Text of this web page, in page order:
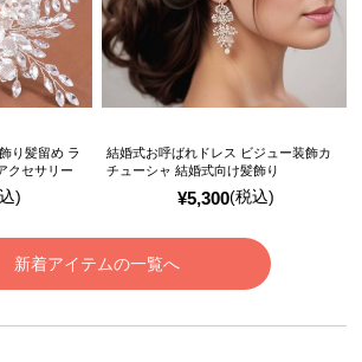
)
り髪留め ラ
クセサリー
¥5,300(税込)
結婚式お呼ばれドレス ビジュー装飾カ
チューシャ 結婚式向け髪飾り
新着アイテムの一覧へ